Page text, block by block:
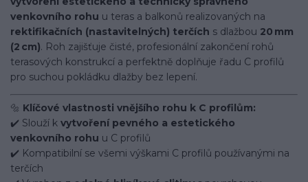
venkovního rohu u teras a balkonů realizovaných na
rektifikačních (nastavitelných) terčích s dlažbou 20 mm
(2 cm). Roh zajišťuje čisté, profesionální zakončení rohů
terasových konstrukcí a perfektně doplňuje řadu C profilů
pro suchou pokládku dlažby bez lepení.
🔩 Klíčové vlastnosti vnějšího rohu k C profilům:
✔️ Slouží k vytvoření pevného a estetického
venkovního rohu u C profilů
✔️ Kompatibilní se všemi výškami C profilů používanými na
terčích